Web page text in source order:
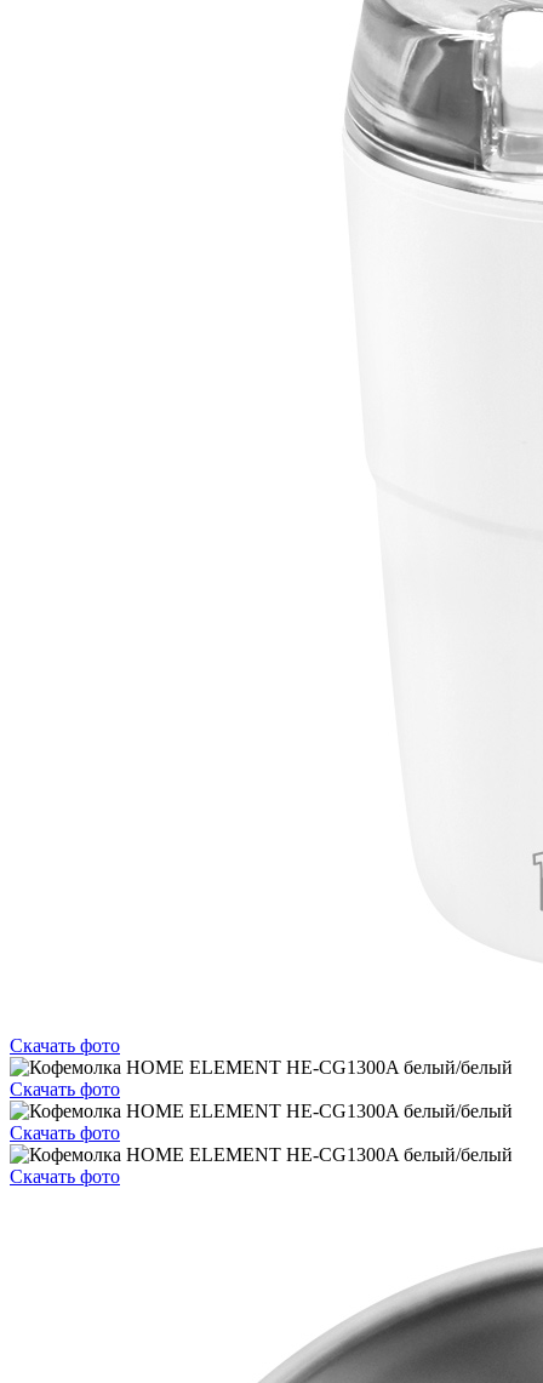
Скачать фото
Скачать фото
Скачать фото
Скачать фото